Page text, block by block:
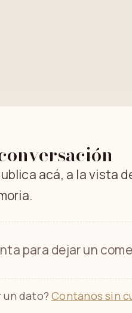
acá, a la vista
para dejar un
un dato?Contanos sin